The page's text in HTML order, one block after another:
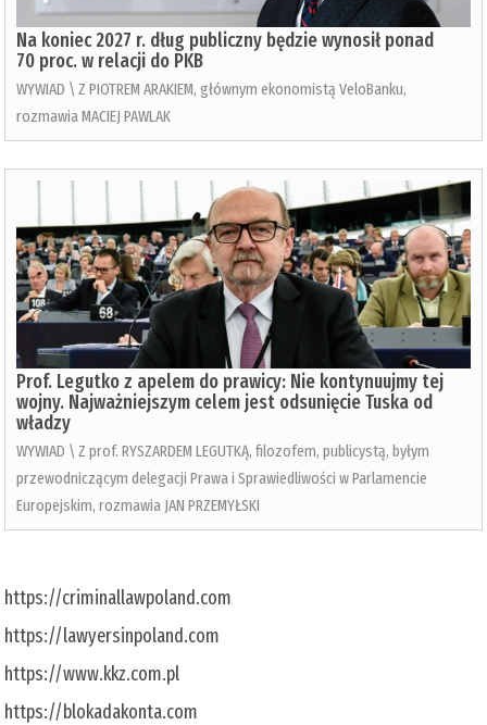
Na koniec 2027 r. dług publiczny będzie wynosił ponad
70 proc. w relacji do PKB
WYWIAD \ Z PIOTREM ARAKIEM, głównym ekonomistą VeloBanku,
rozmawia MACIEJ PAWLAK
Prof. Legutko z apelem do prawicy: Nie kontynuujmy tej
wojny. Najważniejszym celem jest odsunięcie Tuska od
władzy
WYWIAD \ Z prof. RYSZARDEM LEGUTKĄ, filozofem, publicystą, byłym
przewodniczącym delegacji Prawa i Sprawiedliwości w Parlamencie
Europejskim, rozmawia JAN PRZEMYŁSKI
https://criminallawpoland.com
https://lawyersinpoland.com
https://www.kkz.com.pl
https://blokadakonta.com